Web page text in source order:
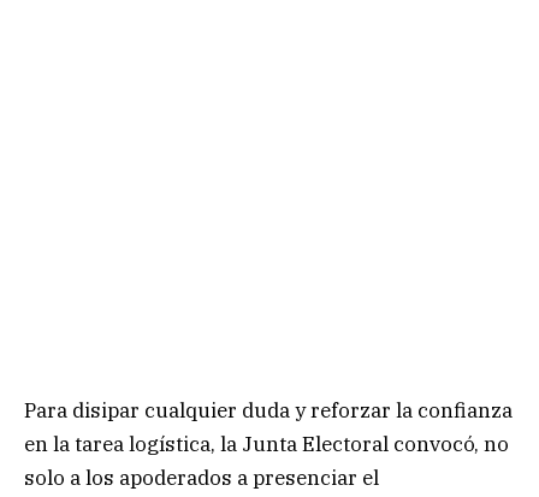
Para disipar cualquier duda y reforzar la confianza
en la tarea logística, la Junta Electoral convocó, no
solo a los apoderados a presenciar el